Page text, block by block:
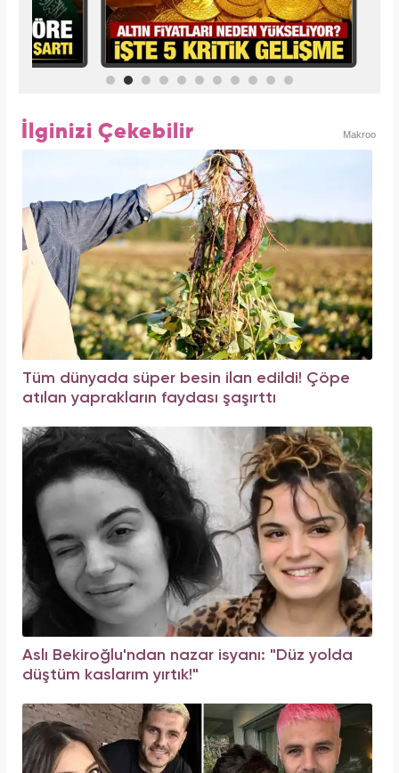
İlginizi Çekebilir Makroo
Tüm dünyada süper besin ilan edildi! Çöpe
atılan yaprakların faydası şaşırttı
Aslı Bekiroğlu'ndan nazar isyanı: "Düz yolda
düştüm kaslarım yırtık!"